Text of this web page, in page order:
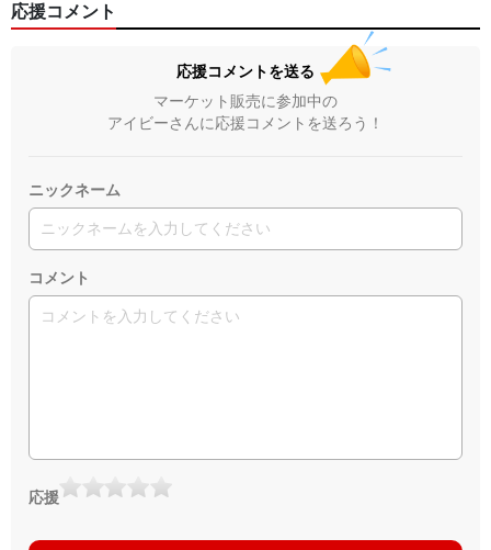
応援コメント
応援コメントを送る
マーケット販売に参加中の
アイビーさんに応援コメントを送ろう！
ニックネーム
コメント
応援